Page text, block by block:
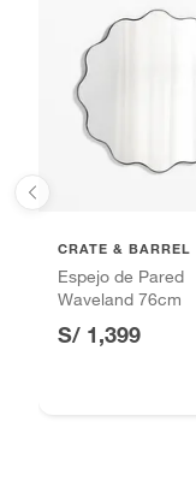
Forma
Ancho
Alto
Baterías de auto.
Motocicletas y
Licores y
CRATE & BARREL
Espejo de Pared
Waveland 76cm
S/ 1,399